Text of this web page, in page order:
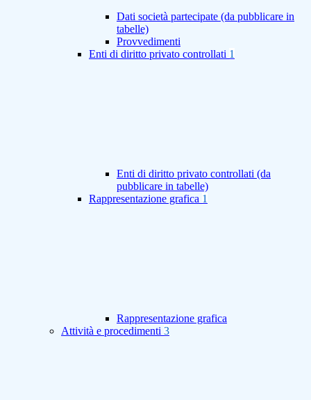
Dati società partecipate (da pubblicare in
tabelle)
Provvedimenti
Enti di diritto privato controllati 1
Enti di diritto privato controllati (da
pubblicare in tabelle)
Rappresentazione grafica 1
Rappresentazione grafica
Attività e procedimenti 3